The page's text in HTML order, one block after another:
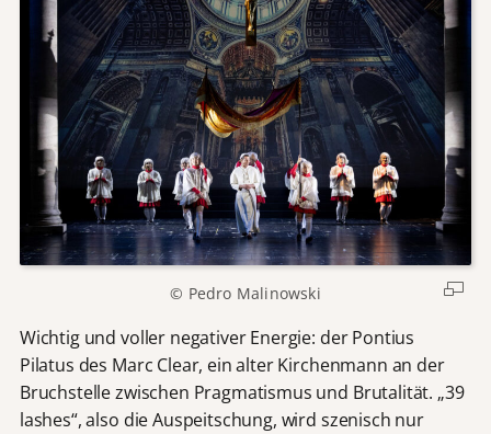
© Pedro Malinowski
Wichtig und voller negativer Energie: der Pontius
Pilatus des Marc Clear, ein alter Kirchenmann an der
Bruchstelle zwischen Pragmatismus und Brutalität. „39
lashes“, also die Auspeitschung, wird szenisch nur